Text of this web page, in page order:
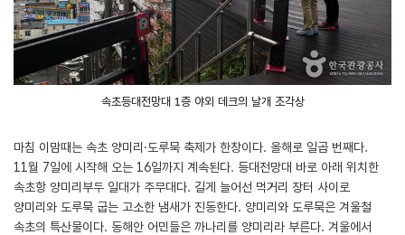
속초등대전망대 1층 야외 데크의 날개 조각상
마침 이맘때는 속초 양미리·도루묵 축제가 한창이다. 올해로 일곱 번째다.
11월 7일에 시작해 오는 16일까지 계속된다. 등대전망대 바로 아래 위치한
속초항 양미리부두 일대가 주무대다. 길게 늘어선 먹거리 장터 사이로
양미리와 도루묵 굽는 고소한 냄새가 진동한다. 양미리와 도루묵은 겨울철
속초의 특산물이다. 동해안 어민들은 까나리를 양미리라 부른다. 겨울에서